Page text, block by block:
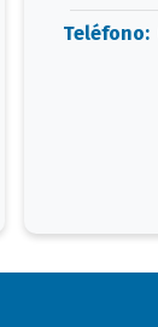
Teléfono: